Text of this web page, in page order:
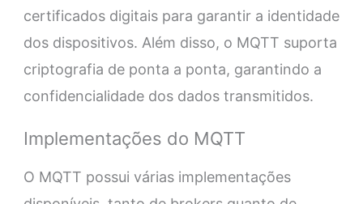
certificados digitais para garantir a identidade
dos dispositivos. Além disso, o MQTT suporta
criptografia de ponta a ponta, garantindo a
confidencialidade dos dados transmitidos.
Implementações do MQTT
O MQTT possui várias implementações